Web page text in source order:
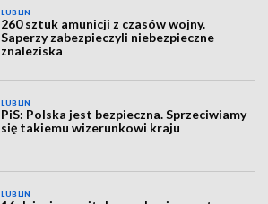
LUBLIN
260 sztuk amunicji z czasów wojny.
Saperzy zabezpieczyli niebezpieczne
znaleziska
LUBLIN
PiS: Polska jest bezpieczna. Sprzeciwiamy
się takiemu wizerunkowi kraju
LUBLIN